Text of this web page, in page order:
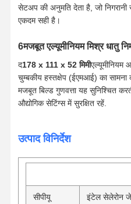
गुणवत्ता नियंत्रण हमसे संपर्क करें
सेटअप की अनुमति देता है, जो
एकदम सही है।
6मजबूत एल्यूमीनियम मिश्र धातु
द178 x 111 x 52 मिमीएल्यूमीनियम
चुम्बकीय हस्तक्षेप (ईएमआई) का
मजबूत बिल्ड गुणवत्ता यह सुनिश्चित
औद्योगिक सेटिंग्स में सुरक्षित रहें.
उत्पाद विनिर्देश
सीपीयू
इंटेल सेलेरोन